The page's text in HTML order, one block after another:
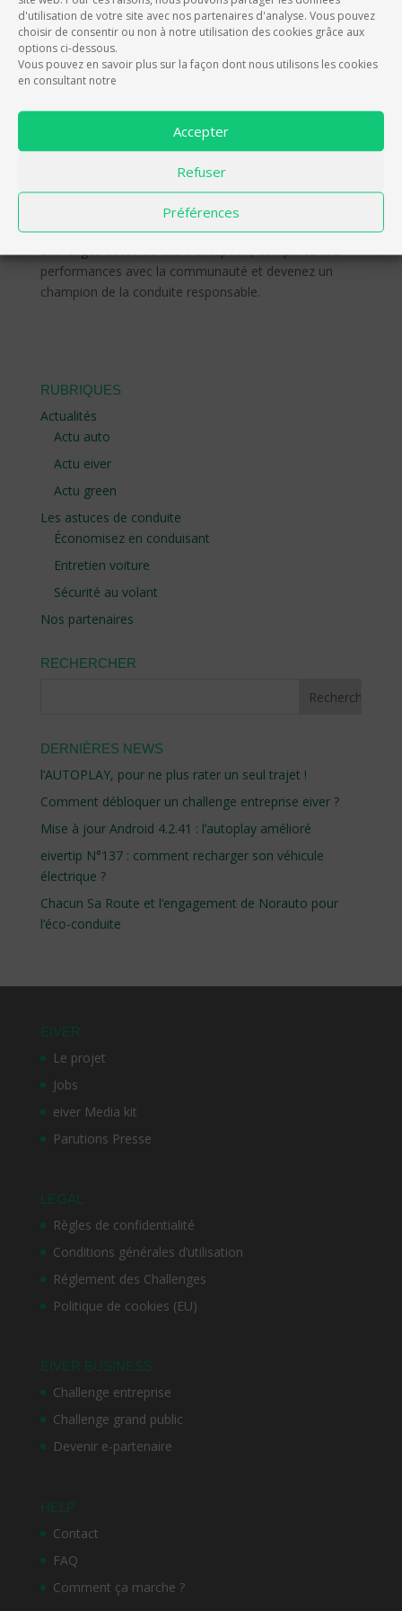
d'utilisation de votre site avec nos partenaires d'analyse. Vous pouvez
choisir de consentir ou non à notre utilisation des cookies grâce aux
options ci-dessous.
Vous pouvez en savoir plus sur la façon dont nous utilisons les cookies
en consultant notre
Accepter
Refuser
Préférences
e
b
o
o
k
t
t
e
r
i
l
EIVER, L'APP QUI RÉCOMPENSE LES
CONDUCTEURS
récompense vos efforts avec des points d’expérience
et des crédits convertibles en réductions et avantages
eiver valorise chaque bonne action sur la
route, ce qui vous permet de mieux contrôler votre
, d'améliorer votre sécurité au volant et de
réduire votre impact environnemental.Participez à des
challengesdotés de lots d’exception, comparez vos
performances avec la communauté et devenez un
champion de la conduite responsable.
RUBRIQUES
Actualités
Actu auto
Actu eiver
Actu green
Les astuces de conduite
Économisez en conduisant
Entretien voiture
Sécurité au volant
Nos partenaires
RECHERCHER
DERNIÈRES NEWS
l’AUTOPLAY, pour ne plus rater un seul trajet !
Comment débloquer un challenge entreprise eiver ?
Mise à jour Android 4.2.41 : l’autoplay amélioré
eivertip N°137 : comment recharger son véhicule
électrique ?
Chacun Sa Route et l’engagement de Norauto pour
l’éco-conduite
EIVER
Le projet
Jobs
eiver Media kit
Parutions Presse
LEGAL
Règles de confidentialité
Conditions générales d’utilisation
Réglement des Challenges
Politique de cookies (EU)
EIVER BUSINESS
Challenge entreprise
Challenge grand public
Devenir e-partenaire
HELP
Contact
FAQ
Comment ça marche ?